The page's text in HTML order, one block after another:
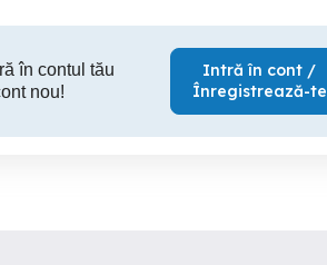
în contul tău
nou!
Intră în cont /
Înregistrează-te